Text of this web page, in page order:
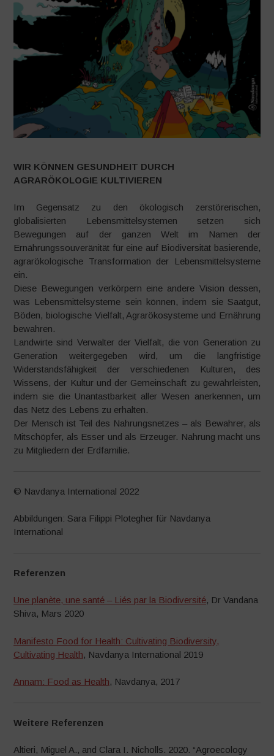
WIR KÖNNEN GESUNDHEIT DURCH
AGRARÖKOLOGIE KULTIVIEREN
Im Gegensatz zu den ökologisch zerstörerischen,
globalisierten Lebensmittelsystemen setzen sich
Bewegungen auf der ganzen Welt im Namen der
Ernährungssouveränität für eine auf Biodiversität basierende,
agrarökologische Transformation der Lebensmittelsysteme
ein.
Diese Bewegungen verkörpern eine andere Vision dessen,
was Lebensmittelsysteme sein können, indem sie Saatgut,
Böden, biologische Vielfalt, Agrarökosysteme und Ernährung
bewahren.
Landwirte sind Verwalter der Vielfalt, die von Generation zu
Generation weitergegeben wird, um die langfristige
Widerstandsfähigkeit der verschiedenen Kulturen, des
Wissens, der Kultur und der Gemeinschaft zu gewährleisten,
indem sie die Unantastbarkeit aller Wesen anerkennen, um
das Netz des Lebens zu erhalten.
Der Mensch ist Teil des Nahrungsnetzes – als Bewahrer, als
Mitschöpfer, als Esser und als Erzeuger. Nahrung macht uns
zu Mitgliedern der Erdfamilie.
© Navdanya International 2022
Abbildungen: Sara Filippi Plotegher für Navdanya
International
Referenzen
Une planète, une santé – Liés par la Biodiversité, Dr Vandana
Shiva, Mars 2020
Manifesto Food for Health: Cultivating Biodiversity,
Cultivating Health, Navdanya International 2019
Annam: Food as Health, Navdanya, 2017
Weitere Referenzen
Altieri, Miguel A., and Clara I. Nicholls. 2020. “Agroecology